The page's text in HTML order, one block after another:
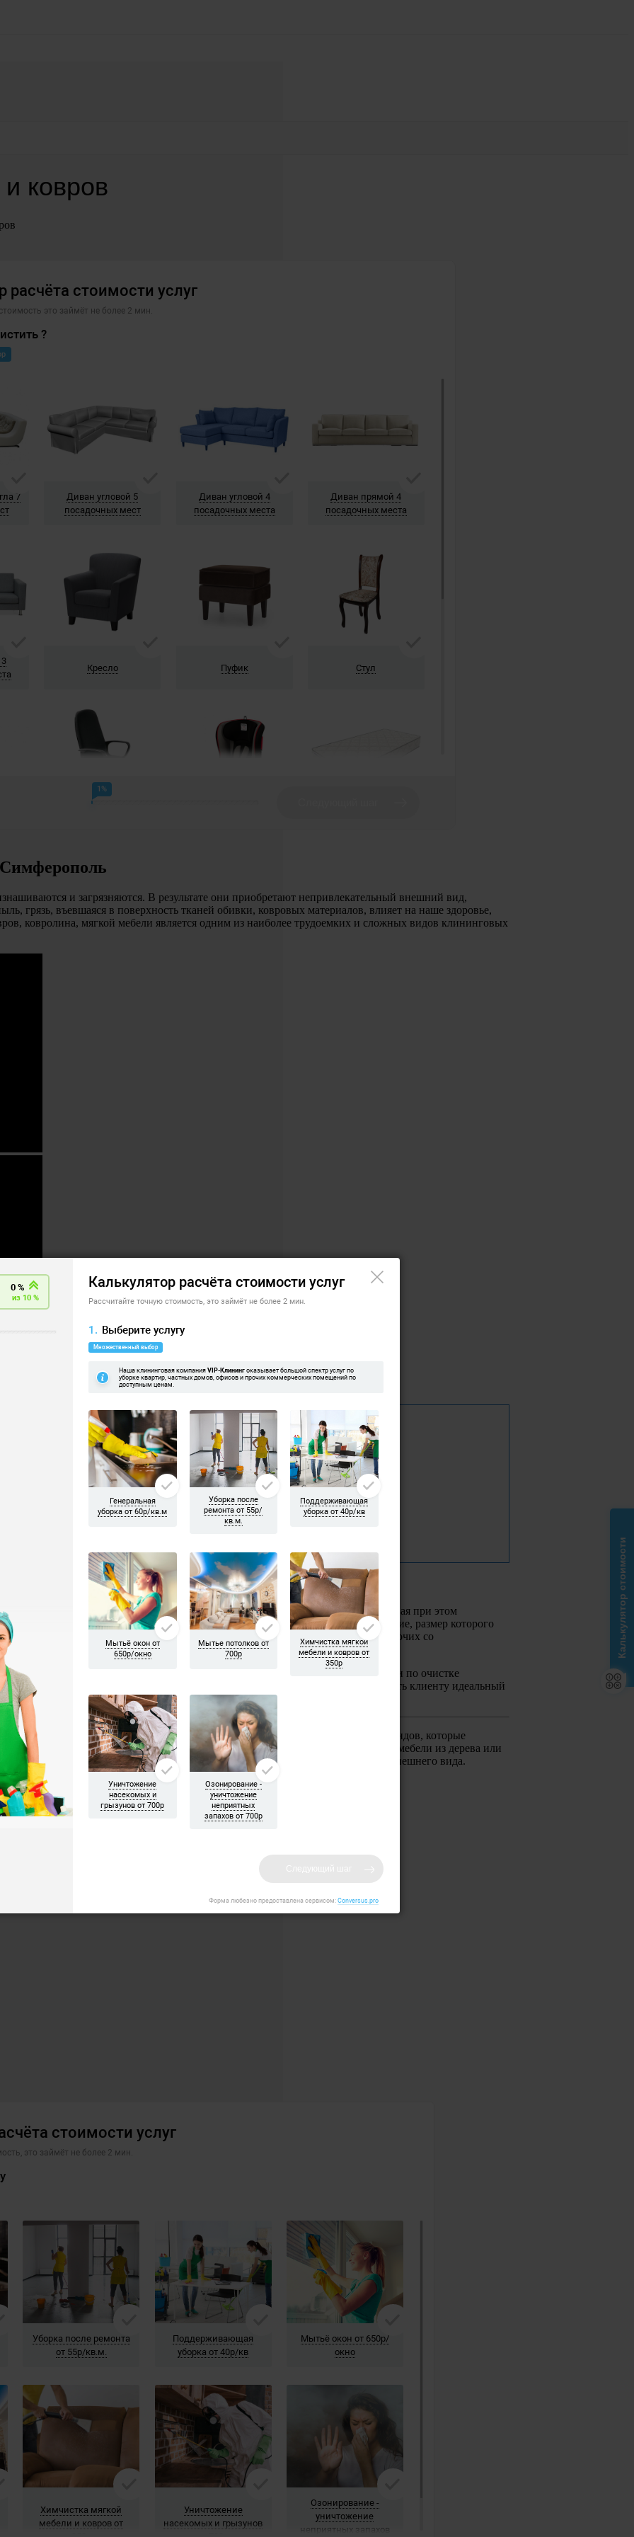
ковров
Симферополь
и загрязняются. В результате они приобретают непривлекательный внешний вид,
грязь, въевшаяся в поверхность тканей обивки, ковровых материалов, влияет на наше здоровье,
ковролина, мягкой мебели является одним из наиболее трудоемких и сложных видов клининговых
ковров
моющих средств. Они помогают вычищать грязь и пыль, обеспечивая при этом
также его сушку по всем правилам. Так, высушить ковровое покрытие, размер которого
Оптимально воспользоваться услугами квалифицированных рабочих со
загрязнения напольного покрытия, мягкой мебели. Проводятся все операции по очистке
оборудованием. Это позволяет существенно экономить время и предоставлять клиенту идеальный
гигиенические и моющие средства наиболее известных брендов, которые
бережностью по отношению к очищаемым поверхностям. Для натуральной мебели из дерева или
загрязнений, а также на придание ей наиболее привлекательного внешнего вида.
Калькулятор стоимости